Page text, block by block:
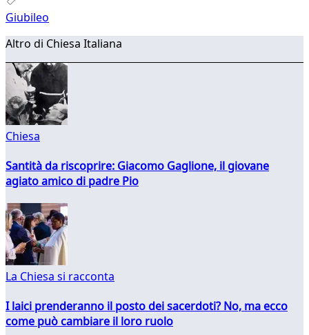
Giubileo
Altro di Chiesa Italiana
Chiesa
Santità da riscoprire: Giacomo Gaglione, il giovane
agiato amico di padre Pio
La Chiesa si racconta
I laici prenderanno il posto dei sacerdoti? No, ma ecco
come può cambiare il loro ruolo